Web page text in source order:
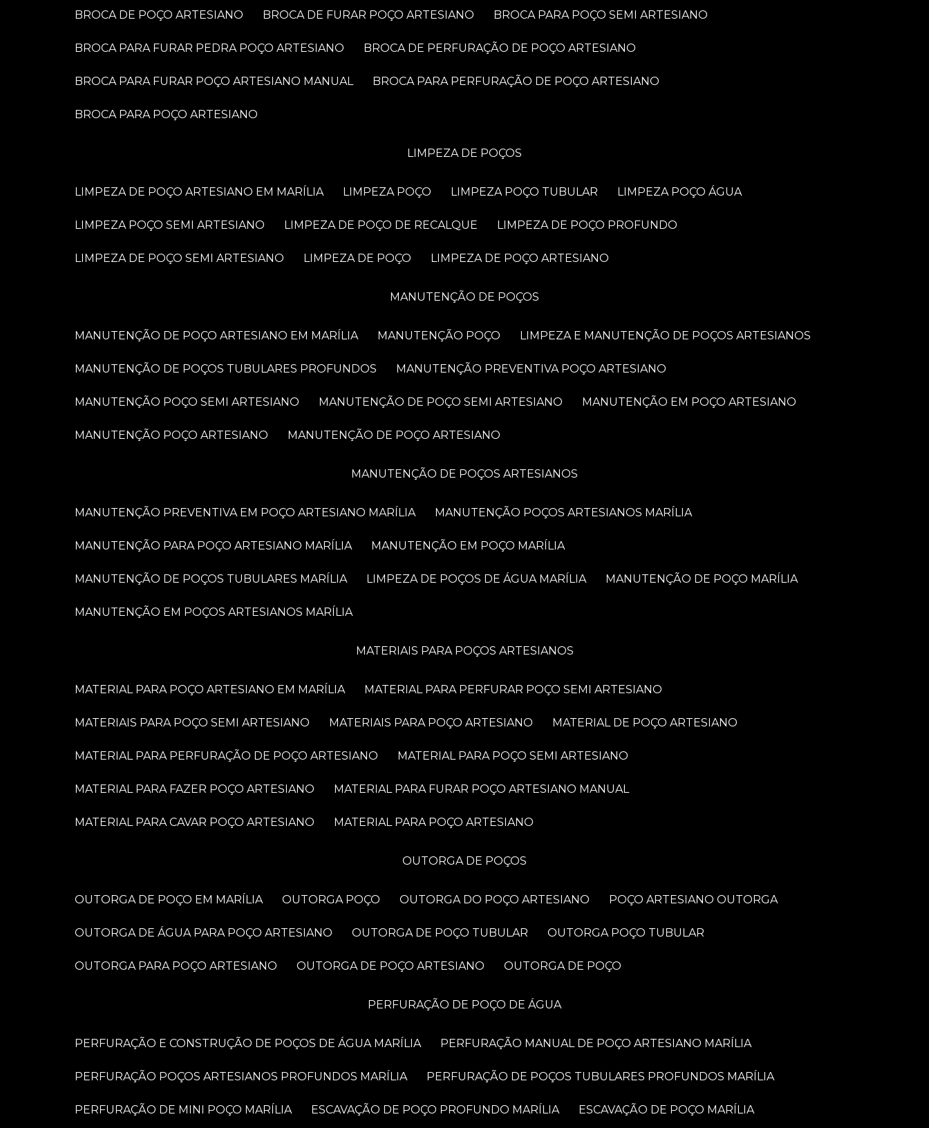
BROCA DE POÇO ARTESIANO BROCA DE FURAR POÇO ARTESIANO BROCA PARA POÇO SEMI ARTESIANO
BROCA PARA FURAR PEDRA POÇO ARTESIANO BROCA DE PERFURAÇÃO DE POÇO ARTESIANO
BROCA PARA FURAR POÇO ARTESIANO MANUAL BROCA PARA PERFURAÇÃO DE POÇO ARTESIANO
BROCA PARA POÇO ARTESIANO
LIMPEZA DE POÇOS
LIMPEZA DE POÇO ARTESIANO EM MARÍLIA LIMPEZA POÇO LIMPEZA POÇO TUBULAR LIMPEZA POÇO ÁGUA
LIMPEZA POÇO SEMI ARTESIANO LIMPEZA DE POÇO DE RECALQUE LIMPEZA DE POÇO PROFUNDO
LIMPEZA DE POÇO SEMI ARTESIANO LIMPEZA DE POÇO LIMPEZA DE POÇO ARTESIANO
MANUTENÇÃO DE POÇOS
MANUTENÇÃO DE POÇO ARTESIANO EM MARÍLIA MANUTENÇÃO POÇO LIMPEZA E MANUTENÇÃO DE POÇOS ARTESIANOS
MANUTENÇÃO DE POÇOS TUBULARES PROFUNDOS MANUTENÇÃO PREVENTIVA POÇO ARTESIANO
MANUTENÇÃO POÇO SEMI ARTESIANO MANUTENÇÃO DE POÇO SEMI ARTESIANO MANUTENÇÃO EM POÇO ARTESIANO
MANUTENÇÃO POÇO ARTESIANO MANUTENÇÃO DE POÇO ARTESIANO
MANUTENÇÃO DE POÇOS ARTESIANOS
MANUTENÇÃO PREVENTIVA EM POÇO ARTESIANO MARÍLIA MANUTENÇÃO POÇOS ARTESIANOS MARÍLIA
MANUTENÇÃO PARA POÇO ARTESIANO MARÍLIA MANUTENÇÃO EM POÇO MARÍLIA
MANUTENÇÃO DE POÇOS TUBULARES MARÍLIA LIMPEZA DE POÇOS DE ÁGUA MARÍLIA MANUTENÇÃO DE POÇO MARÍLIA
MANUTENÇÃO EM POÇOS ARTESIANOS MARÍLIA
MATERIAIS PARA POÇOS ARTESIANOS
MATERIAL PARA POÇO ARTESIANO EM MARÍLIA MATERIAL PARA PERFURAR POÇO SEMI ARTESIANO
MATERIAIS PARA POÇO SEMI ARTESIANO MATERIAIS PARA POÇO ARTESIANO MATERIAL DE POÇO ARTESIANO
MATERIAL PARA PERFURAÇÃO DE POÇO ARTESIANO MATERIAL PARA POÇO SEMI ARTESIANO
MATERIAL PARA FAZER POÇO ARTESIANO MATERIAL PARA FURAR POÇO ARTESIANO MANUAL
MATERIAL PARA CAVAR POÇO ARTESIANO MATERIAL PARA POÇO ARTESIANO
OUTORGA DE POÇOS
OUTORGA DE POÇO EM MARÍLIA OUTORGA POÇO OUTORGA DO POÇO ARTESIANO POÇO ARTESIANO OUTORGA
OUTORGA DE ÁGUA PARA POÇO ARTESIANO OUTORGA DE POÇO TUBULAR OUTORGA POÇO TUBULAR
OUTORGA PARA POÇO ARTESIANO OUTORGA DE POÇO ARTESIANO OUTORGA DE POÇO
PERFURAÇÃO DE POÇO DE ÁGUA
PERFURAÇÃO E CONSTRUÇÃO DE POÇOS DE ÁGUA MARÍLIA PERFURAÇÃO MANUAL DE POÇO ARTESIANO MARÍLIA
PERFURAÇÃO POÇOS ARTESIANOS PROFUNDOS MARÍLIA PERFURAÇÃO DE POÇOS TUBULARES PROFUNDOS MARÍLIA
PERFURAÇÃO DE MINI POÇO MARÍLIA ESCAVAÇÃO DE POÇO PROFUNDO MARÍLIA ESCAVAÇÃO DE POÇO MARÍLIA